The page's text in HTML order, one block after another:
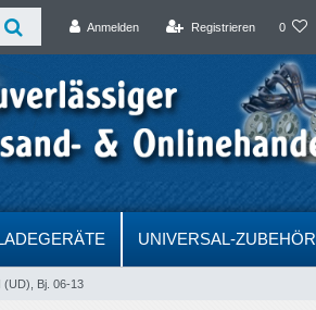
Anmelden Registrieren 0
UNIVERSAL-ZUBEHÖR
(UD), Bj. 06-13